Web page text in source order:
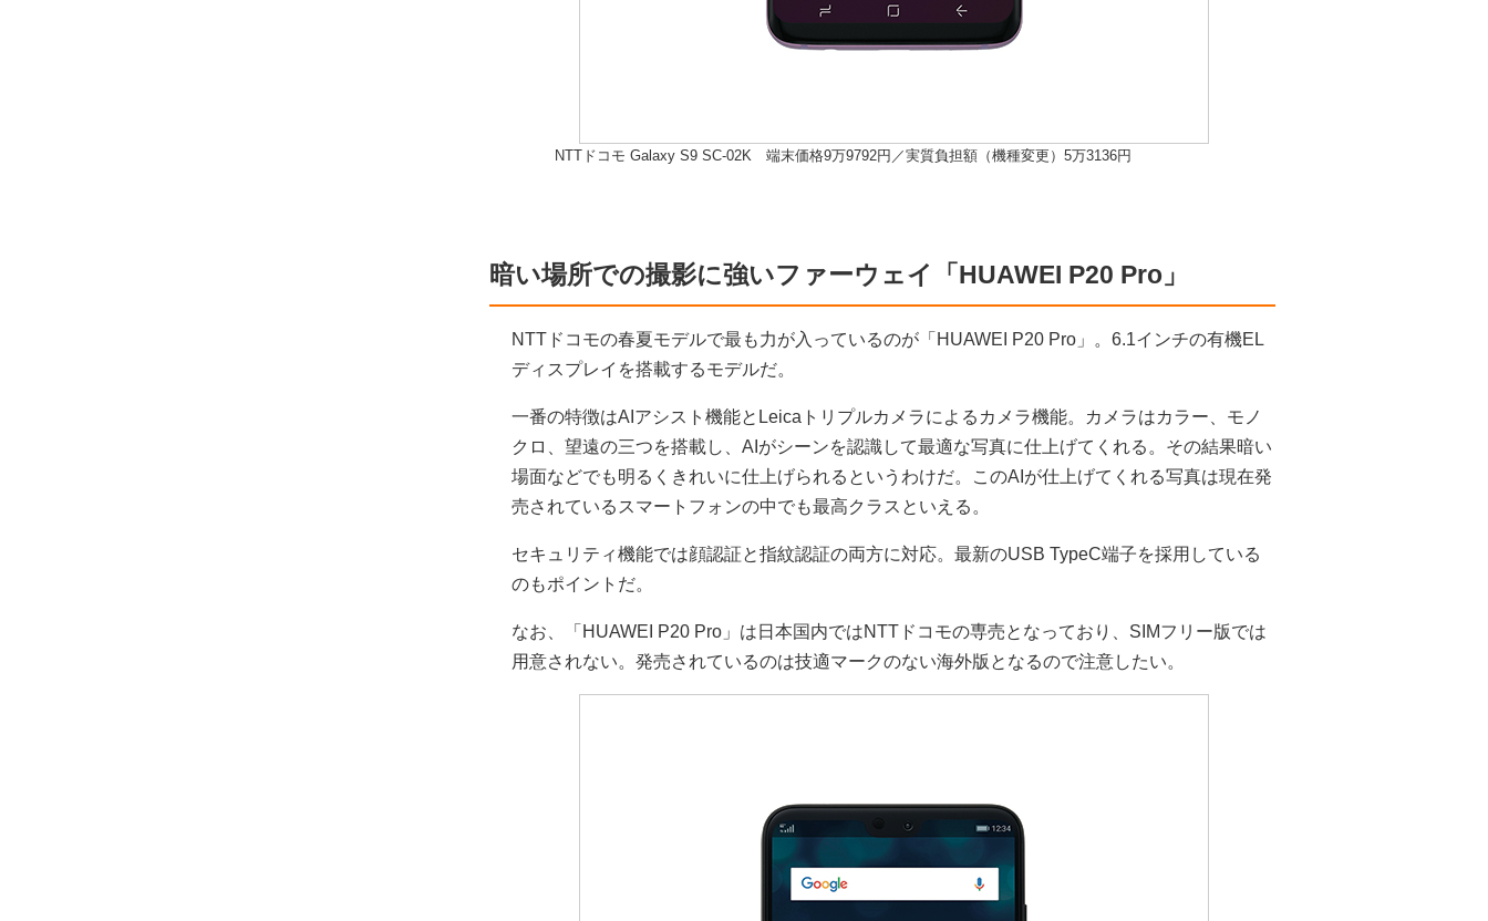
NTTドコモ Galaxy S9 SC-02K 端末価格9万9792円／実質負担額（機種変更）5万3136円
暗い場所での撮影に強いファーウェイ「HUAWEI P20 Pro」
NTTドコモの春夏モデルで最も力が入っているのが「HUAWEI P20 Pro」。6.1インチの有機EL
ディスプレイを搭載するモデルだ。
一番の特徴はAIアシスト機能とLeicaトリプルカメラによるカメラ機能。カメラはカラー、モノ
クロ、望遠の三つを搭載し、AIがシーンを認識して最適な写真に仕上げてくれる。その結果暗い
場面などでも明るくきれいに仕上げられるというわけだ。このAIが仕上げてくれる写真は現在発
売されているスマートフォンの中でも最高クラスといえる。
セキュリティ機能では顔認証と指紋認証の両方に対応。最新のUSB TypeC端子を採用している
のもポイントだ。
なお、「HUAWEI P20 Pro」は日本国内ではNTTドコモの専売となっており、SIMフリー版では
用意されない。発売されているのは技適マークのない海外版となるので注意したい。